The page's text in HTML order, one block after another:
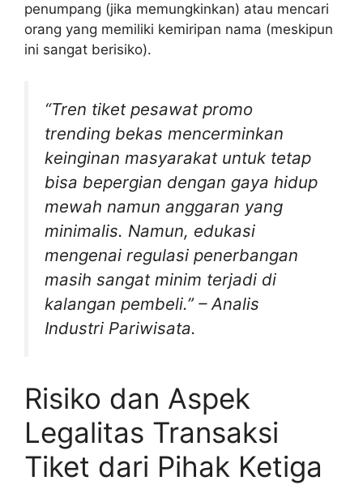
penumpang (jika memungkinkan) atau mencari
orang yang memiliki kemiripan nama (meskipun
ini sangat berisiko).
“Tren tiket pesawat promo
trending bekas mencerminkan
keinginan masyarakat untuk tetap
bisa bepergian dengan gaya hidup
mewah namun anggaran yang
minimalis. Namun, edukasi
mengenai regulasi penerbangan
masih sangat minim terjadi di
kalangan pembeli.” – Analis
Industri Pariwisata.
Risiko dan Aspek
Legalitas Transaksi
Tiket dari Pihak Ketiga